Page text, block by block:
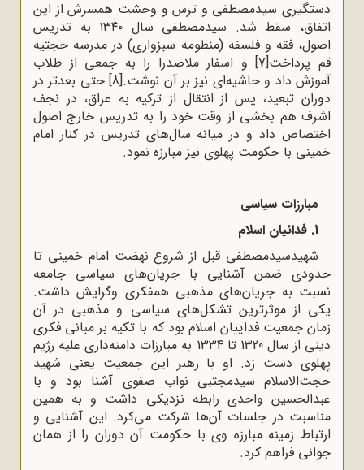
دستگیری سیدمصطفی و ترس و وحشت همسرش از این
اتفاق، سقط شد. سیدمصطفی سال ۱۳۴۰ به تدریس
اصول، فقه و فلسفه (منظومه سبزواری) در مدرسه حجتیه
قم پرداخت[7]و اسفار ملاصدرا را به جمعی از طلاب
آموزش داد و حاشیه‌ای نیز بر آن نوشت.[8]حتی بعدتر در
دوران تبعید، پس از انتقال از ترکیه به عراق، در نجف
اشرف هم بخشی از وقت خود را به تدریس خارج اصول
اختصاص داد و در میانه سال‌های تدریس در کنار امام
خمینی با حکومت پهلوی نیز مبارزه نمود.
مبارزات سیاسی
1. فدائیان اسلام
شهیدسیدمصطفی قبل از شروع نهضت امام خمینی تا
حدودی ضمن آشنایی با جریان‌های سیاسی جامعه
نسبت به جریان‌های مذهبی همفکری وگرایش داشت.
یکی از موثرترین تشکل‌های سیاسی و مذهبی در آن
زمان جمعیت فداییان اسلام بود که با تکیه بر مبانی فکری
دینی از سال 1320 تا 1334 به مبارزات دامنه‌داری علیه رژیم
پهلوی دست زد. او با رهبر این جمعیت یعنی شهید
حجت‌الاسلام سیدمجتبی نواب صفوی آشنا بود و با
عبدالحسین واحدی رابطه نزدیکی داشت و به همین
مناسبت در جلسات آن‌ها شرکت می‌کرد. این آشنایی و
ارتباط زمینه مبارزه وی با حکومت آن دوران را از همان
جوانی فراهم کرد.